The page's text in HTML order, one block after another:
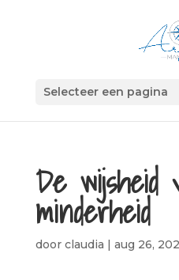
Selecteer een pagina
De wijsheid
minderheid
door claudia | aug 26,